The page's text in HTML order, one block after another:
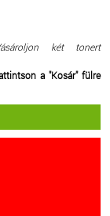
két tonert
a "Kosár" fülre